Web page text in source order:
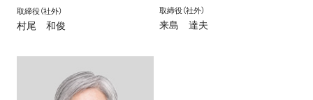
取締役（社外）
村尾 和俊
取締役（社外）
来島 達夫